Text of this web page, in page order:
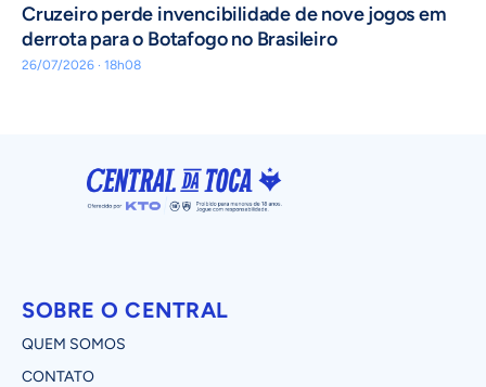
Cruzeiro perde invencibilidade de nove jogos em
derrota para o Botafogo no Brasileiro
26/07/2026 · 18h08
SOBRE O CENTRAL
QUEM SOMOS
CONTATO